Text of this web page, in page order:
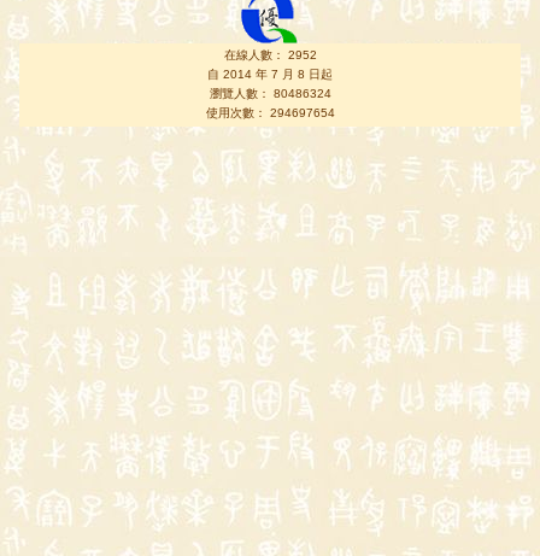
在線人數： 2952
自 2014 年 7 月 8 日起
瀏覽人數： 80486324
使用次數： 294697654